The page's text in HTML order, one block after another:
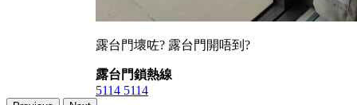
露台門壞咗? 露台門開唔到?
露台門鎖熱線
5114 5114